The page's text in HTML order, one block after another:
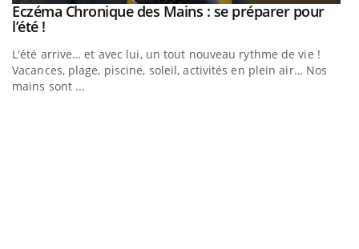
Youtube
Eczéma Chronique des Mains : se préparer pour
l’été !Youtube
L'été arrive… et avec lui, un tout nouveau rythme de vie !
Vacances, plage, piscine, soleil, activités en plein air… Nos
mains sont ...